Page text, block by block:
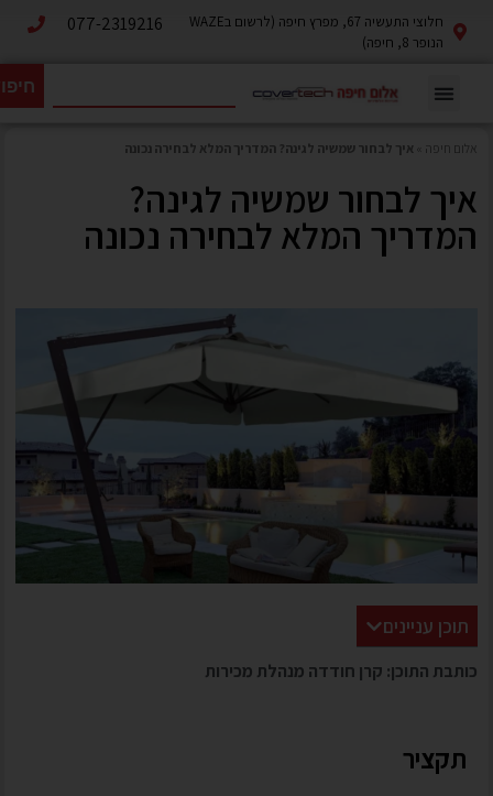
חלוצי התעשיה 67, מפרץ חיפה (לרשום בWAZE
הנופר 8, חיפה)
077-2319216
אלום חיפה איך לבחור שמשיה לגינה? המדריך המלא לבחירה נכונה
איך לבחור שמשיה לגינה?
המדריך המלא לבחירה נכונה
תוכן עניינים
כותבת התוכן: קרן חודדה מנהלת מכירות
תקציר